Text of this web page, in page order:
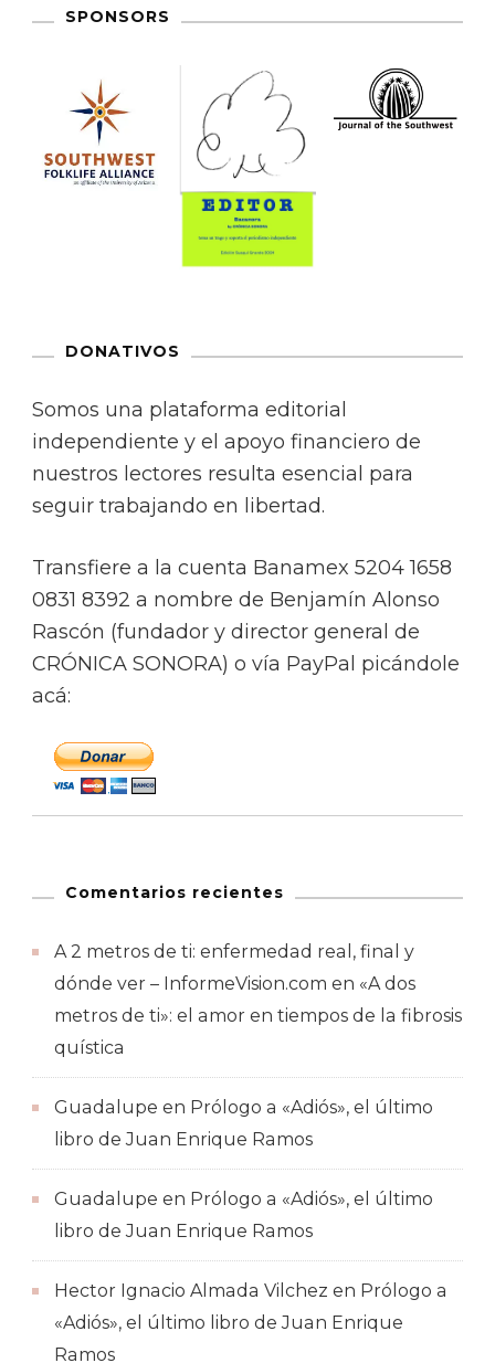
SPONSORS
DONATIVOS
Somos una plataforma editorial
independiente y el apoyo financiero de
nuestros lectores resulta esencial para
seguir trabajando en libertad.
Transfiere a la cuenta Banamex 5204 1658
0831 8392 a nombre de Benjamín Alonso
Rascón (fundador y director general de
CRÓNICA SONORA) o vía PayPal picándole
acá:
Comentarios recientes
A 2 metros de ti: enfermedad real, final y
dónde ver – InformeVision.com en «A dos
metros de ti»: el amor en tiempos de la fibrosis
quística
Guadalupe en Prólogo a «Adiós», el último
libro de Juan Enrique Ramos
Guadalupe en Prólogo a «Adiós», el último
libro de Juan Enrique Ramos
Hector Ignacio Almada Vilchez en Prólogo a
«Adiós», el último libro de Juan Enrique
Ramos